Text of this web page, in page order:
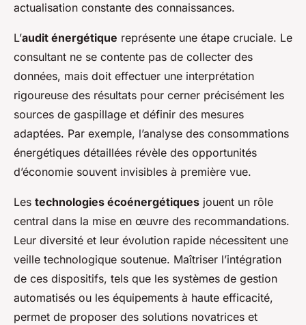
actualisation constante des connaissances.
L’audit énergétique représente une étape cruciale. Le
consultant ne se contente pas de collecter des
données, mais doit effectuer une interprétation
rigoureuse des résultats pour cerner précisément les
sources de gaspillage et définir des mesures
adaptées. Par exemple, l’analyse des consommations
énergétiques détaillées révèle des opportunités
d’économie souvent invisibles à première vue.
Les technologies écoénergétiques jouent un rôle
central dans la mise en œuvre des recommandations.
Leur diversité et leur évolution rapide nécessitent une
veille technologique soutenue. Maîtriser l’intégration
de ces dispositifs, tels que les systèmes de gestion
automatisés ou les équipements à haute efficacité,
permet de proposer des solutions novatrices et